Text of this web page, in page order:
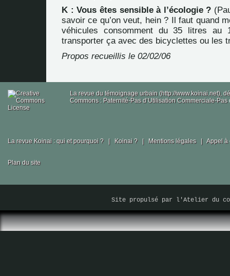
K : Vous êtes sensible à l’écologie ?
savoir ce qu’on veut, hein ? Il faut quand
véhicules consomment du 35 litres au
transporter ça avec des bicyclettes ou les
Propos recueillis le 02/02/06
La revue du témoignage urbain (http://www.koinai.net),
Commons : Paternité-Pas d’Utilisation Commerciale-
La revue Koinai : qui et pourquoi ? | Koinai ? | Mentions légales | Appel à
Plan du site
Site propulsé par l'Atelier du